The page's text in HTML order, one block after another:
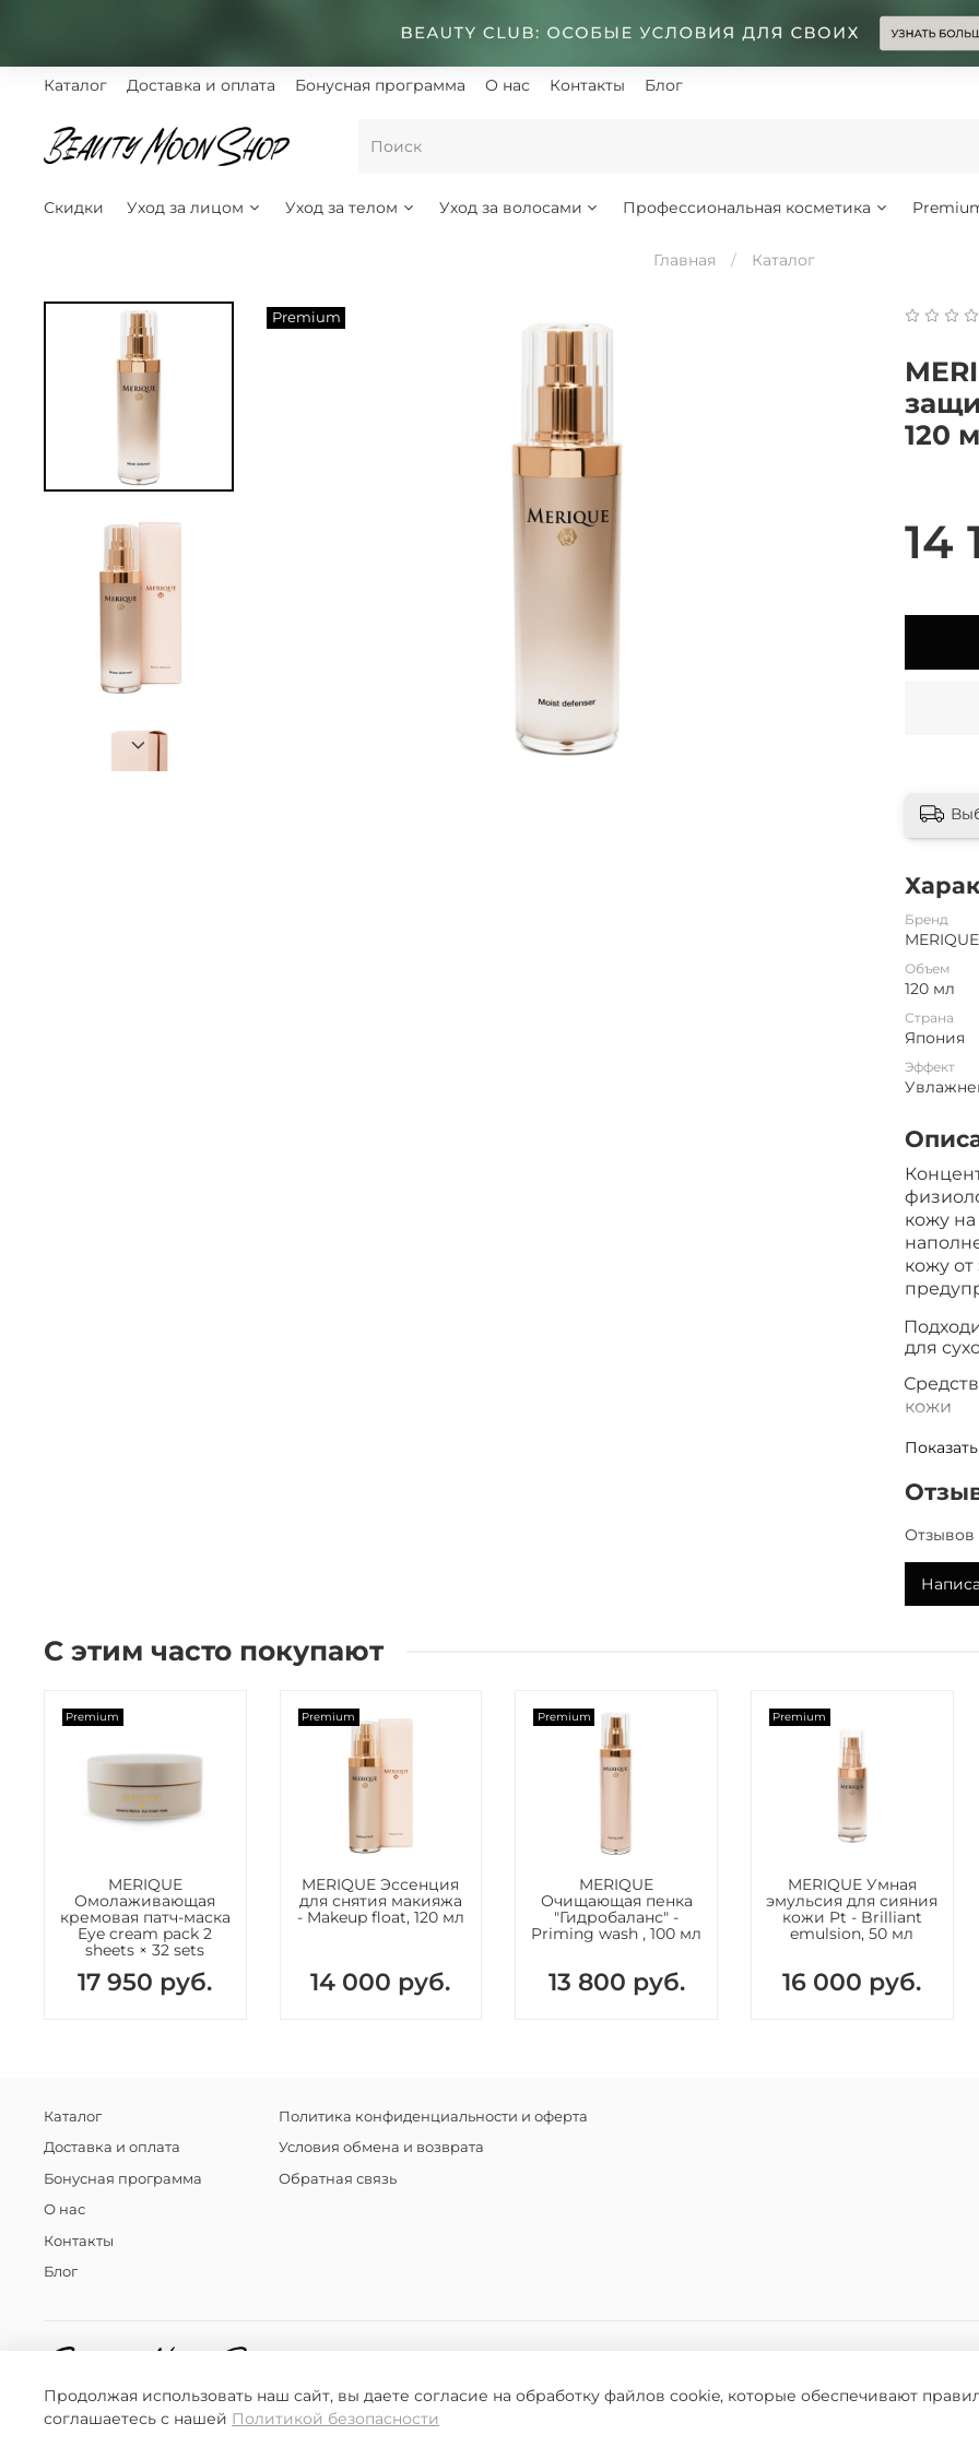
Каталог Доставка и оплата Бонусная программа О нас Контакты Блог
Скидки Уход за лицом Уход за телом Уход за волосами Профессиональная косметика
Главная Каталог
Premium
120
14
Бренд
MERIQUE
Объем
120 мл
Страна
Япония
Эффект
кожу
кожу от
для
кожи
и
бритья
Отзывов
С этим часто покупают
Premium
MERIQUE
Омолаживающая
кремовая патч-маска
Eye cream pack 2
sheets × 32 sets
17 950 руб.
Premium
MERIQUE Эссенция
для снятия макияжа
- Makeup float, 120 мл
14 000 руб.
Premium
MERIQUE
Очищающая пенка
"Гидробаланс" -
Priming wash , 100 мл
13 800 руб.
Premium
MERIQUE Умная
эмульсия для сияния
кожи Pt - Brilliant
emulsion, 50 мл
16 000 руб.
Каталог
Доставка и оплата
Бонусная программа
О нас
Контакты
Блог
Политика конфиденциальности и оферта
Условия обмена и возврата
Обратная связь
Продолжая использовать наш сайт, вы даете согласие на обработку файлов cookie, которые обеспечивают
соглашаетесь с нашей Политикой безопасности